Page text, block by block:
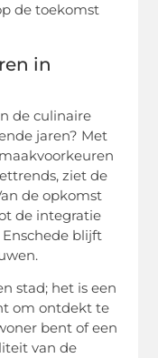
de toekomst
in
de culinaire
jaren? Met
ziet de
de opkomst
de integratie
blijft
stad; het is een
om ontdekt te
bent of een
van de